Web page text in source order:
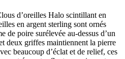
d’oreilles Halo scintillant en
en argent sterling sont ornés
de poire surélevée au-dessus d’un
deux griffes maintiennent la pierre
beaucoup d’éclat et de relief, ces